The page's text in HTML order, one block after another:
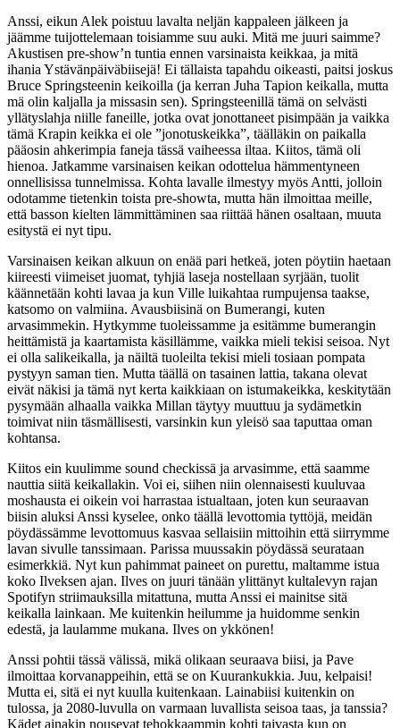
Anssi, eikun Alek poistuu lavalta neljän kappaleen jälkeen ja
jäämme tuijottelemaan toisiamme suu auki. Mitä me juuri saimme?
Akustisen pre-show’n tuntia ennen varsinaista keikkaa, ja mitä
ihania Ystävänpäiväbiisejä! Ei tällaista tapahdu oikeasti, paitsi joskus
Bruce Springsteenin keikoilla (ja kerran Juha Tapion keikalla, mutta
mä olin kaljalla ja missasin sen). Springsteenillä tämä on selvästi
yllätyslahja niille faneille, jotka ovat jonottaneet pisimpään ja vaikka
tämä Krapin keikka ei ole ”jonotuskeikka”, täälläkin on paikalla
pääosin ahkerimpia faneja tässä vaiheessa iltaa. Kiitos, tämä oli
hienoa. Jatkamme varsinaisen keikan odottelua hämmentyneen
onnellisissa tunnelmissa. Kohta lavalle ilmestyy myös Antti, jolloin
odotamme tietenkin toista pre-showta, mutta hän ilmoittaa meille,
että basson kielten lämmittäminen saa riittää hänen osaltaan, muuta
esitystä ei nyt tipu.
Varsinaisen keikan alkuun on enää pari hetkeä, joten pöytiin haetaan
kiireesti viimeiset juomat, tyhjiä laseja nostellaan syrjään, tuolit
käännetään kohti lavaa ja kun Ville luikahtaa rumpujensa taakse,
katsomo on valmiina. Avausbiisinä on Bumerangi, kuten
arvasimmekin. Hytkymme tuoleissamme ja esitämme bumerangin
heittämistä ja kaartamista käsillämme, vaikka mieli tekisi seisoa. Nyt
ei olla salikeikalla, ja näiltä tuoleilta tekisi mieli tosiaan pompata
pystyyn saman tien. Mutta täällä on tasainen lattia, takana olevat
eivät näkisi ja tämä nyt kerta kaikkiaan on istumakeikka, keskitytään
pysymään alhaalla vaikka Millan täytyy muuttuu ja sydämetkin
toimivat niin täsmällisesti, varsinkin kun yleisö saa taputtaa oman
kohtansa.
Kiitos ein kuulimme sound checkissä ja arvasimme, että saamme
nauttia siitä keikallakin. Voi ei, siihen niin olennaisesti kuuluvaa
moshausta ei oikein voi harrastaa istualtaan, joten kun seuraavan
biisin aluksi Anssi kyselee, onko täällä levottomia tyttöjä, meidän
pöydässämme levottomuus kasvaa sellaisiin mittoihin että siirrymme
lavan sivulle tanssimaan. Parissa muussakin pöydässä seurataan
esimerkkiä. Nyt kun pahimmat paineet on purettu, maltamme istua
koko Ilveksen ajan. Ilves on juuri tänään ylittänyt kultalevyn rajan
Spotifyn striimauksilla mitattuna, mutta Anssi ei mainitse sitä
keikalla lainkaan. Me kuitenkin heilumme ja huidomme senkin
edestä, ja laulamme mukana. Ilves on ykkönen!
Anssi pohtii tässä välissä, mikä olikaan seuraava biisi, ja Pave
ilmoittaa korvanappeihin, että se on Kuurankukkia. Juu, kelpaisi!
Mutta ei, sitä ei nyt kuulla kuitenkaan. Lainabiisi kuitenkin on
tulossa, ja 2080-luvulla on varmaan luvallista seisoa taas, ja tanssia?
Kädet ainakin nousevat tehokkaammin kohti taivasta kun on